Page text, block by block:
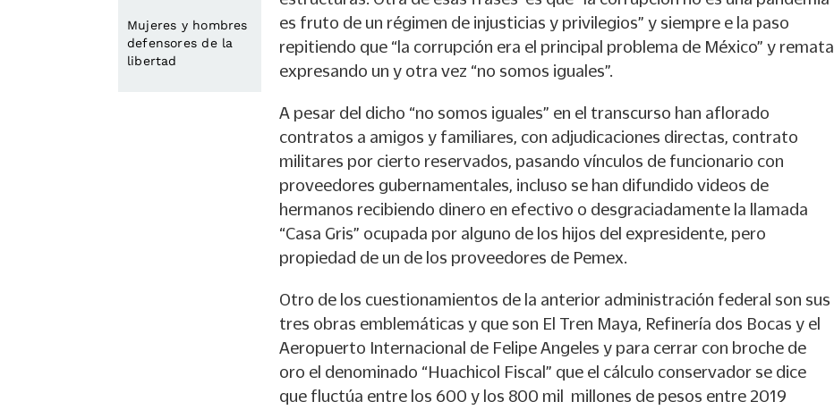
Mujeres y hombres
defensores de la
libertad
es fruto de un régimen de injusticias y privilegios” y siempre e la paso
repitiendo que “la corrupción era el principal problema de México” y remata
expresando un y otra vez “no somos iguales”.
A pesar del dicho “no somos iguales” en el transcurso han aflorado
contratos a amigos y familiares, con adjudicaciones directas, contrato
militares por cierto reservados, pasando vínculos de funcionario con
proveedores gubernamentales, incluso se han difundido videos de
hermanos recibiendo dinero en efectivo o desgraciadamente la llamada
“Casa Gris” ocupada por alguno de los hijos del expresidente, pero
propiedad de un de los proveedores de Pemex.
Otro de los cuestionamientos de la anterior administración federal son sus
tres obras emblemáticas y que son El Tren Maya, Refinería dos Bocas y el
Aeropuerto Internacional de Felipe Angeles y para cerrar con broche de
oro el denominado “Huachicol Fiscal” que el cálculo conservador se dice
que fluctúa entre los 600 y los 800 mil millones de pesos entre 2019